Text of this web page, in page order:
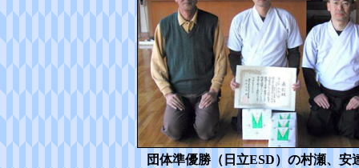
団体準優勝（日立ESD）の村瀬、安